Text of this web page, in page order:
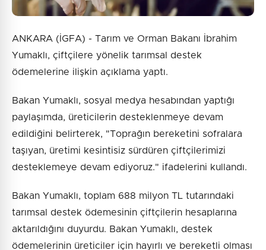
ANKARA (İGFA) - Tarım ve Orman Bakanı İbrahim
Yumaklı, çiftçilere yönelik tarımsal destek
ödemelerine ilişkin açıklama yaptı.
Bakan Yumaklı, sosyal medya hesabından yaptığı
paylaşımda, üreticilerin desteklenmeye devam
edildiğini belirterek, "Toprağın bereketini sofralara
taşıyan, üretimi kesintisiz sürdüren çiftçilerimizi
desteklemeye devam ediyoruz." ifadelerini kullandı.
Bakan Yumaklı, toplam 688 milyon TL tutarındaki
tarımsal destek ödemesinin çiftçilerin hesaplarına
aktarıldığını duyurdu. Bakan Yumaklı, destek
ödemelerinin üreticiler için hayırlı ve bereketli olması